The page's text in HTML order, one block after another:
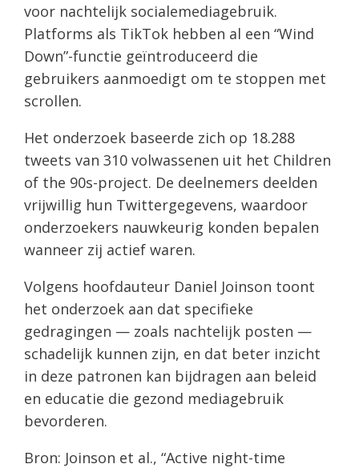
voor nachtelijk socialemediagebruik.
Platforms als TikTok hebben al een “Wind
Down”-functie geïntroduceerd die
gebruikers aanmoedigt om te stoppen met
scrollen.
Het onderzoek baseerde zich op 18.288
tweets van 310 volwassenen uit het Children
of the 90s-project. De deelnemers deelden
vrijwillig hun Twittergegevens, waardoor
onderzoekers nauwkeurig konden bepalen
wanneer zij actief waren.
Volgens hoofdauteur Daniel Joinson toont
het onderzoek aan dat specifieke
gedragingen — zoals nachtelijk posten —
schadelijk kunnen zijn, en dat beter inzicht
in deze patronen kan bijdragen aan beleid
en educatie die gezond mediagebruik
bevorderen.
Bron: Joinson et al., “Active night-time